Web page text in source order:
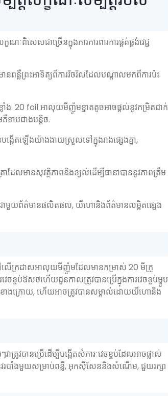
េសជាច្រើនក្នុងការការពារការផ្គត់ផ្គង់វេជ្ជ
នពន្លឺព្រះអាទិត្យពីការរិចរិលដែលបណ្តាលមកពីការប៉ះ
. 20 foil អាលុយមីញ៉ូមខ្នាតតូចអាចផ្តល់នូវកម្រិតជាក់
ាបជាងបន្តិច.
ើតឡើងយ៉ាងងាយស្រួលទៅក្នុងរាងផ្សេងគ្នា,
ាដែលមានសុវត្ថិភាពនិងខ្យល់ដើម្បីធានាបាននូវភាពត្រឹម
ជាមួយព័ត៌មានផលិតផល, យីហោនិងព័ត៌មានលម្អិតផ្សេង
ើក្រដាសអាលុយមីញ៉ូមដែលមានកម្រាស់ 20 មីក្រូ
ខ្ចប់ឱសថហើយជួនកាលត្រូវបានប្រើក្នុងការវេចខ្ចប់ម្ហូប
ងខាងក្រោយ, ហើយអាចត្រូវបានសម្គាល់ដោយយីហោនិង
វបានប្រើដើម្បីបង្កើតសំភារៈវេចខ្ចប់ដែលអាចផ្លាស់
វរបាំងមួយសម្រាប់ពន្លឺ, អុកស៊ីសែននិងសំណើម, ជួយរក្សា